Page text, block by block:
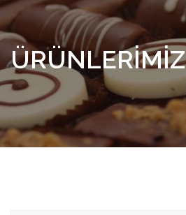
ÜRÜNLERİMİZ